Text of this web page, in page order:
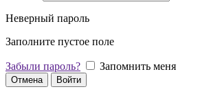
Неверный пароль
Заполните пустое поле
Забыли пароль? Запомнить меня
Отмена Войти